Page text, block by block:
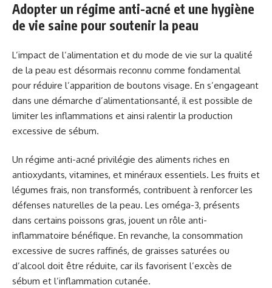
Adopter un régime anti-acné et une hygiène
de vie saine pour soutenir la peau
L’impact de l’alimentation et du mode de vie sur la qualité
de la peau est désormais reconnu comme fondamental
pour réduire l’apparition de boutons visage. En s’engageant
dans une démarche d’alimentationsanté, il est possible de
limiter les inflammations et ainsi ralentir la production
excessive de sébum.
Un régime anti-acné privilégie des aliments riches en
antioxydants, vitamines, et minéraux essentiels. Les fruits et
légumes frais, non transformés, contribuent à renforcer les
défenses naturelles de la peau. Les oméga-3, présents
dans certains poissons gras, jouent un rôle anti-
inflammatoire bénéfique. En revanche, la consommation
excessive de sucres raffinés, de graisses saturées ou
d’alcool doit être réduite, car ils favorisent l’excès de
sébum et l’inflammation cutanée.